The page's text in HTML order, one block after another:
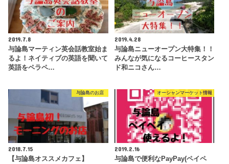
2019.7.8
与論島マーティン英会話教室始ま
るよ！ネイティブの英語を聞いて
英語をペラペ…
2019.4.28
与論島ニューオープン大特集！！
みんなが気になるコーヒースタン
ド和ニコさん…
与論島のお店
2018.7.15
【与論島オススメカフェ】
オーシャンマーケット情報
2019.2.16
与論島で便利なPayPay(ペイペ